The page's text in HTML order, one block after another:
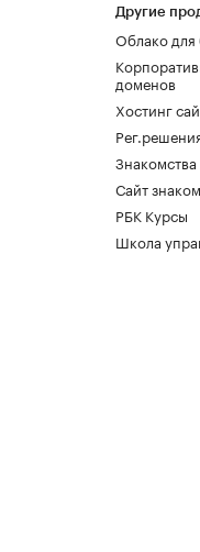
Другие
Облако для
доменов
Хостинг
Знакомства
Сайт
РБК Курсы
Школа